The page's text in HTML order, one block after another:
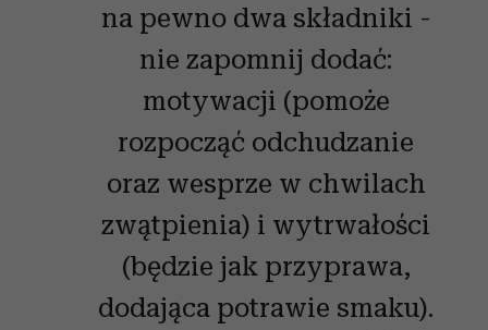
na pewno dwa składniki -
nie zapomnij dodać:
motywacji (pomoże
rozpocząć odchudzanie
oraz wesprze w chwilach
zwątpienia) i wytrwałości
(będzie jak przyprawa,
dodająca potrawie smaku).